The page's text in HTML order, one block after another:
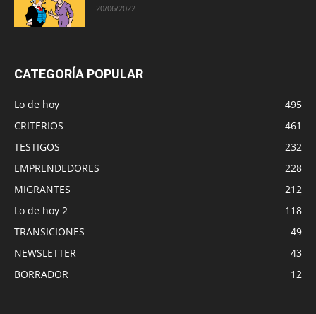
20/06/2022
CATEGORÍA POPULAR
Lo de hoy
495
CRITERIOS
461
TESTIGOS
232
EMPRENDEDORES
228
MIGRANTES
212
Lo de hoy 2
118
TRANSICIONES
49
NEWSLETTER
43
BORRADOR
12